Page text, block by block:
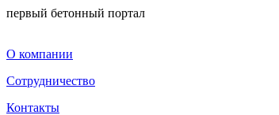
первый бетонный портал
О компании
Сотрудничество
Контакты